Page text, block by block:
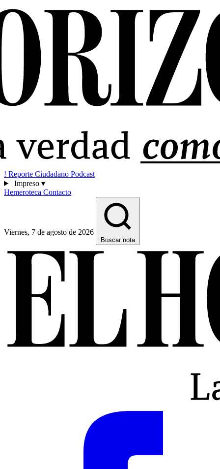
! Reporte Ciudadano Podcast
Impreso ▾
Hemeroteca Contacto
Viernes, 7 de agosto de 2026
Buscar nota